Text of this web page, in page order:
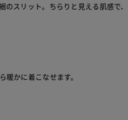
スリット。ちらりと見える肌感で、
かに着こなせます。